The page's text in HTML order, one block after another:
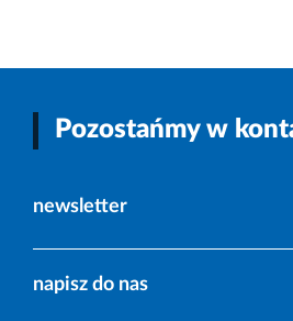
Pozostańmy w
newsletter
napisz do nas